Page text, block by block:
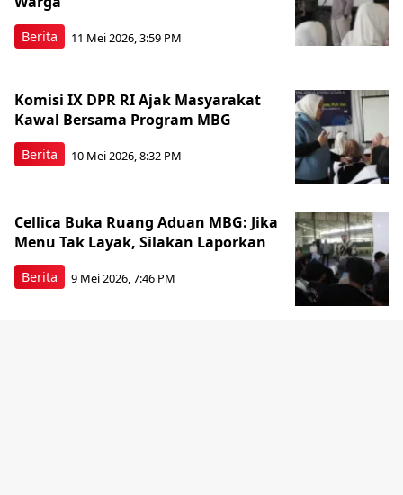
Berita 11 Mei 2026, 3:59 PM
Berita
Komisi IX DPR RI Ajak Masyarakat
Kawal Bersama Program MBG
10 Mei 2026, 8:32 PM
Berita
Cellica Buka Ruang Aduan MBG: Jika
Menu Tak Layak, Silakan Laporkan
9 Mei 2026, 7:46 PM